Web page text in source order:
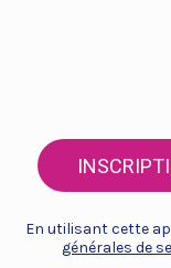
En utilisant cette
générales de